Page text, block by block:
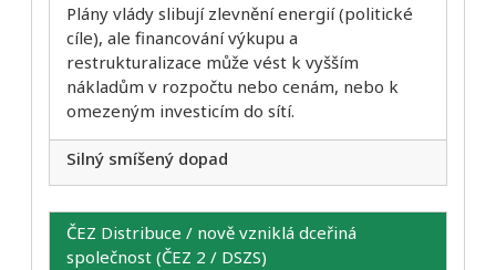
Plány vlády slibují zlevnění energií (politické
cíle), ale financování výkupu a
restrukturalizace může vést k vyšším
nákladům v rozpočtu nebo cenám, nebo k
omezeným investicím do sítí.
Silný smíšený dopad
ČEZ Distribuce / nově vzniklá dceřiná
společnost (ČEZ 2 / DSZS)